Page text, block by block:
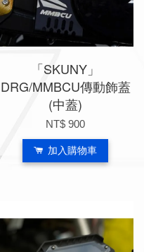
「SKUNY」
DRG/MMBCU傳動飾蓋
(中蓋)
NT$ 900
加入購物車